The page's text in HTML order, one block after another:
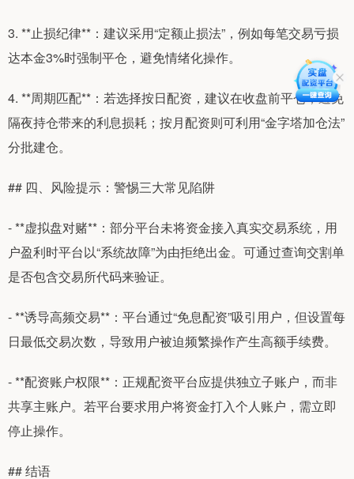
3. **止损纪律**：建议采用“定额止损法”，例如每笔交易亏损
达本金3%时强制平仓，避免情绪化操作。
4. **周期匹配**：若选择按日配资，建议在收盘前平仓，避免
隔夜持仓带来的利息损耗；按月配资则可利用“金字塔加仓法”
分批建仓。
## 四、风险提示：警惕三大常见陷阱
- **虚拟盘对赌**：部分平台未将资金接入真实交易系统，用
户盈利时平台以“系统故障”为由拒绝出金。可通过查询交割单
是否包含交易所代码来验证。
- **诱导高频交易**：平台通过“免息配资”吸引用户，但设置每
日最低交易次数，导致用户被迫频繁操作产生高额手续费。
- **配资账户权限**：正规配资平台应提供独立子账户，而非
共享主账户。若平台要求用户将资金打入个人账户，需立即
停止操作。
## 结语